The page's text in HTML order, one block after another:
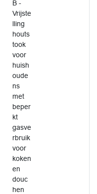
B -
Vrijste
lling
houts
took
voor
huish
oude
ns
met
beper
kt
gasve
rbruik
voor
koken
en
douc
hen